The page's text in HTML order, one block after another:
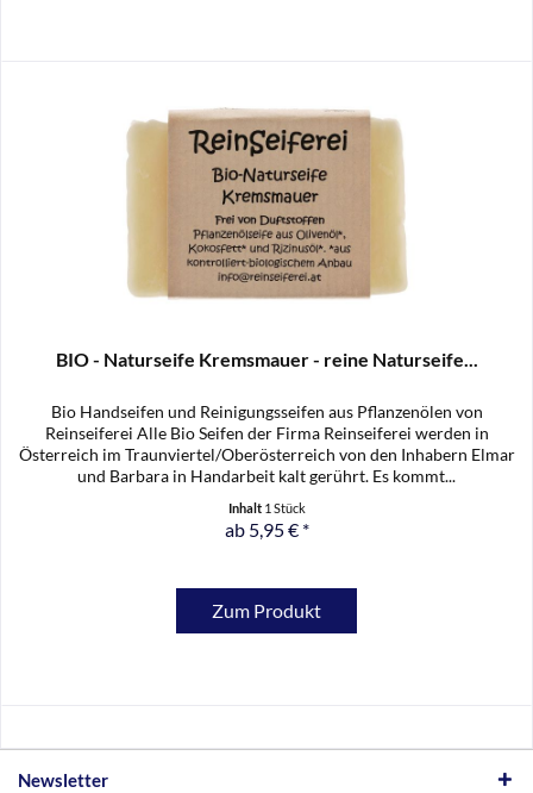
BIO - Naturseife Kremsmauer - reine Naturseife...
Bio Handseifen und Reinigungsseifen aus Pflanzenölen von
Reinseiferei Alle Bio Seifen der Firma Reinseiferei werden in
Österreich im Traunviertel/Oberösterreich von den Inhabern Elmar
und Barbara in Handarbeit kalt gerührt. Es kommt...
Inhalt 1 Stück
ab 5,95 € *
Zum Produkt
Newsletter